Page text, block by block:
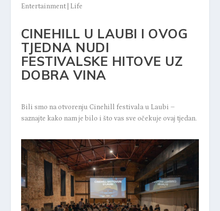
Entertainment| Life
CINEHILL U LAUBI I OVOG
TJEDNA NUDI
FESTIVALSKE HITOVE UZ
DOBRA VINA
Bili smo na otvorenju Cinehill festivala u Laubi –
saznajte kako nam je bilo i što vas sve očekuje ovaj tjedan.